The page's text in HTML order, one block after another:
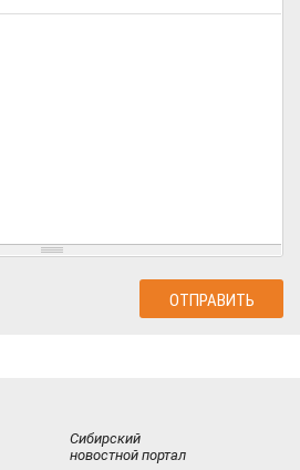
Сибирский
новостной портал